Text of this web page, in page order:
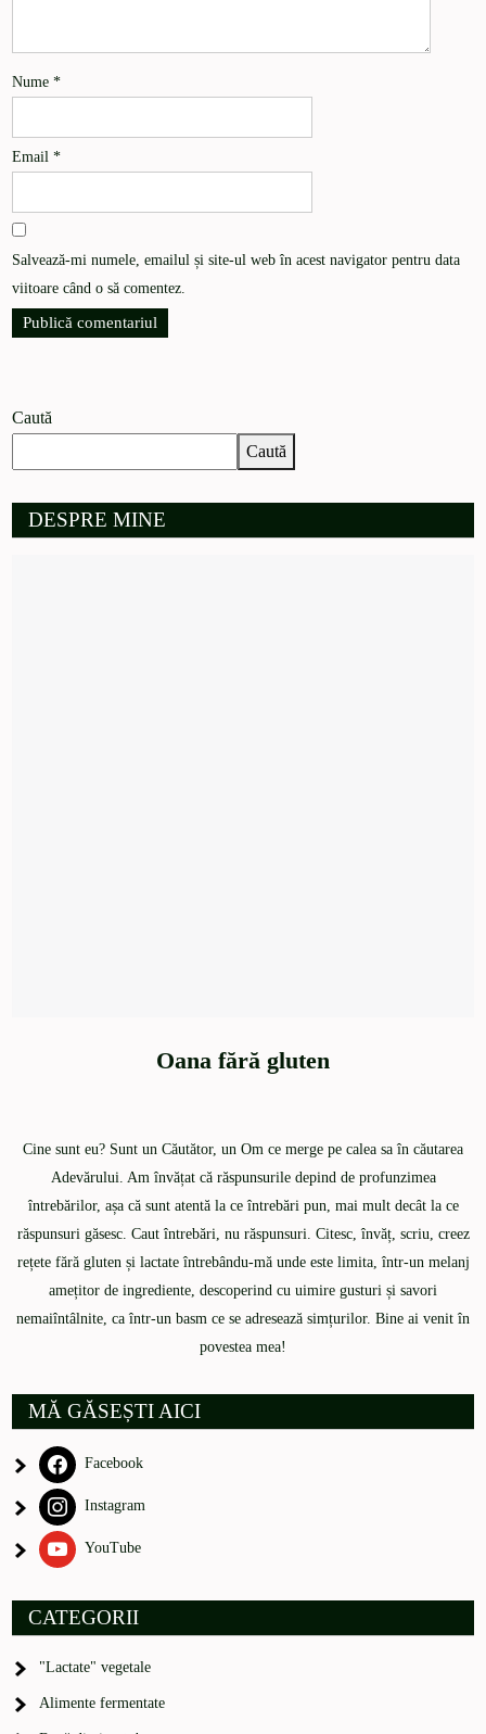
Nume*
Email*
Salvează-mi numele, emailul și site-ul web în acest navigator pentru data
viitoare când o să comentez.
Caută
Caută
DESPRE MINE
Oana fără gluten
Cine sunt eu? Sunt un Căutător, un Om ce merge pe calea sa în căutarea
Adevărului. Am învățat că răspunsurile depind de profunzimea
întrebărilor, așa că sunt atentă la ce întrebări pun, mai mult decât la ce
răspunsuri găsesc. Caut întrebări, nu răspunsuri. Citesc, învăț, scriu, creez
rețete fără gluten și lactate întrebându-mă unde este limita, într-un melanj
amețitor de ingrediente, descoperind cu uimire gusturi și savori
nemaiîntâlnite, ca într-un basm ce se adresează simțurilor. Bine ai venit în
povestea mea!
MĂ GĂSEȘTI AICI
Facebook
Instagram
YouTube
CATEGORII
"Lactate" vegetale
Alimente fermentate